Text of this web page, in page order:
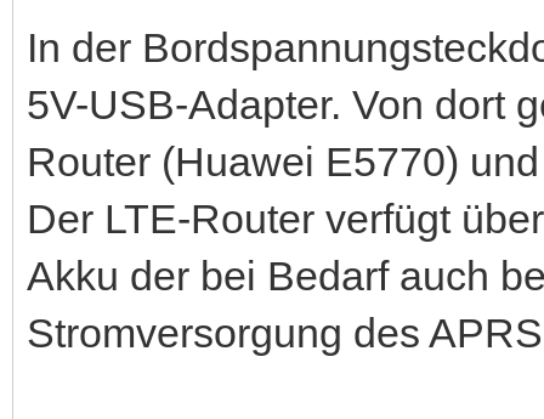
In der
5V-USB-Adapter. Von dort
Router (Huawei E5770)
Der LTE-Router verfügt
Akku der bei Bedarf auch
Stromversorgung des